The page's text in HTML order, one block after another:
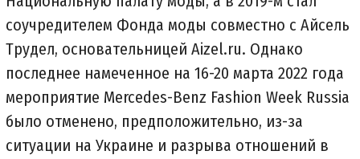
соучредителем Фонда моды совместно с Айсель
Трудел, основательницей Aizel.ru. Однако
последнее намеченное на 16-20 марта 2022 года
мероприятие Mercedes-Benz Fashion Week Russia
было отменено, предположительно, из-за
ситуации на Украине и разрыва отношений в